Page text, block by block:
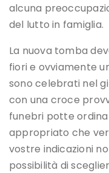
alcuna
del lutto in famiglia.
La nuova tomba
fiori e ovviamente
sono celebrati nel
con una croce
funebri potte
appropriato che
vostre indicazioni
possibilità di